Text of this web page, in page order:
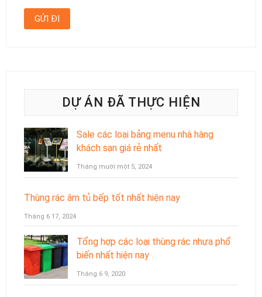
DỰ ÁN ĐÃ THỰC HIỆN
Sale các loại bảng menu nhà hàng
khách sạn giá rẻ nhất
Tháng mười một 5, 2024
Thùng rác âm tủ bếp tốt nhất hiện nay
Tháng 6 17, 2024
Tổng hợp các loại thùng rác nhựa phổ
biến nhất hiện nay
Tháng 6 9, 2020